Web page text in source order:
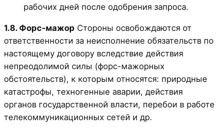
рабочих дней после одобрения запроса.
1.8. Форс-мажор Стороны освобождаются от
ответственности за неисполнение обязательств по
настоящему договору вследствие действия
непреодолимой силы (форс-мажорных
обстоятельств), к которым относятся: природные
катастрофы, техногенные аварии, действия
органов государственной власти, перебои в работе
телекоммуникационных сетей и др.